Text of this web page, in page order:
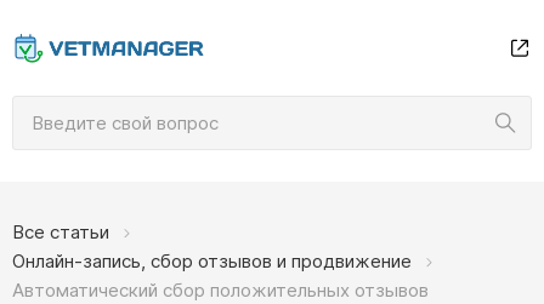
Все статьи
Онлайн-запись, сбор отзывов и продвижение
Автоматический сбор положительных отзывов